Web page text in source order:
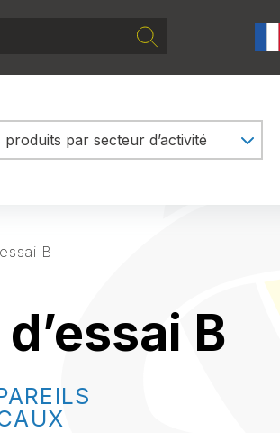
Rechercher
produits par secteur d’activité
de Protection
(EPI)
B
B